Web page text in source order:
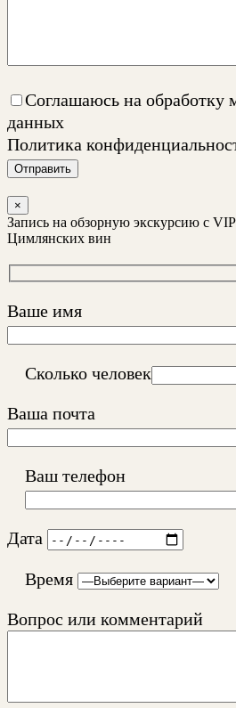
Соглашаюсь на обработку
данных
Политика
Отправить
×
Запись на обзорную экскурсию с VIP
Цимлянских вин
Ваше имя
Сколько человек
Ваша почта
Ваш телефон
Дата
Время
Вопрос или комментарий